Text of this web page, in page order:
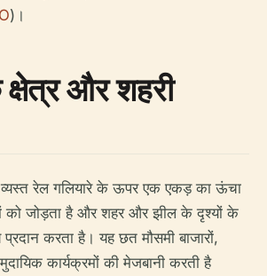
)।
क्षेत्र और शहरी
व्यस्त रेल गलियारे के ऊपर एक एकड़ का ऊंचा
को जोड़ता है और शहर और झील के दृश्यों के
करता है। यह छत मौसमी बाजारों,
कार्यक्रमों की मेजबानी करती है